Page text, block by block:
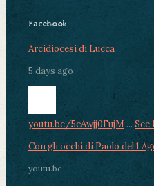
Facebook
Arcidiocesi di Lucca
5 days ago
youtu.be/5cAwjj0FujM ... See
Con gli occhi di Paolo del 1
youtu.be